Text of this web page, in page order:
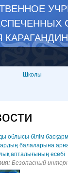
Школы
облысы білім
балаларына
апталығының есебі
Безопасный